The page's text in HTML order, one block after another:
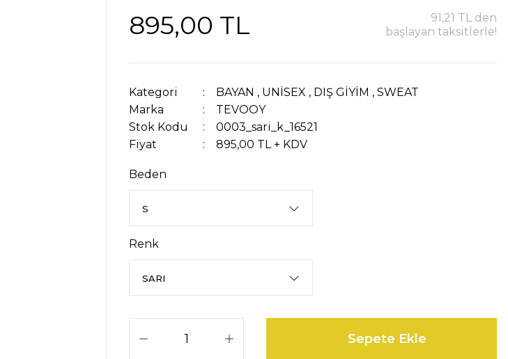
895,00 TL
91,21 TL den
başlayan taksitlerle!
Kategori BAYAN , UNİSEX , DIŞ GİYİM , SWEAT
Marka
TEVOOY
Stok Kodu
0003_sari_k_16521
Fiyat
895,00 TL + KDV
Beden
Renk
Sepete Ekle